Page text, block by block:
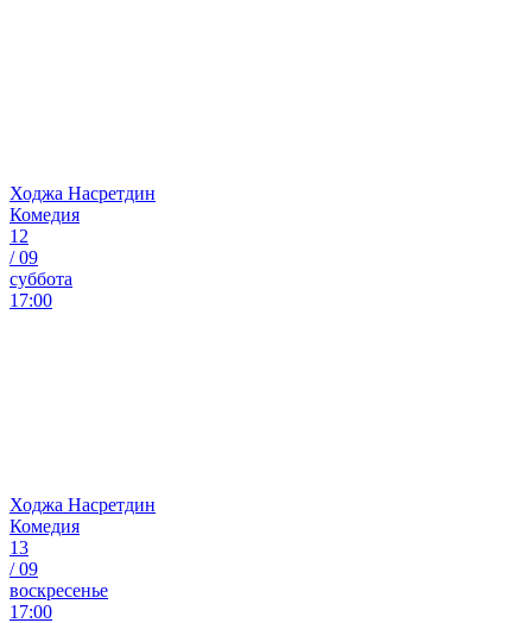
Ходжа Насретдин
Комедия
12
/09
суббота
17:00
Ходжа Насретдин
Комедия
13
/09
воскресенье
17:00